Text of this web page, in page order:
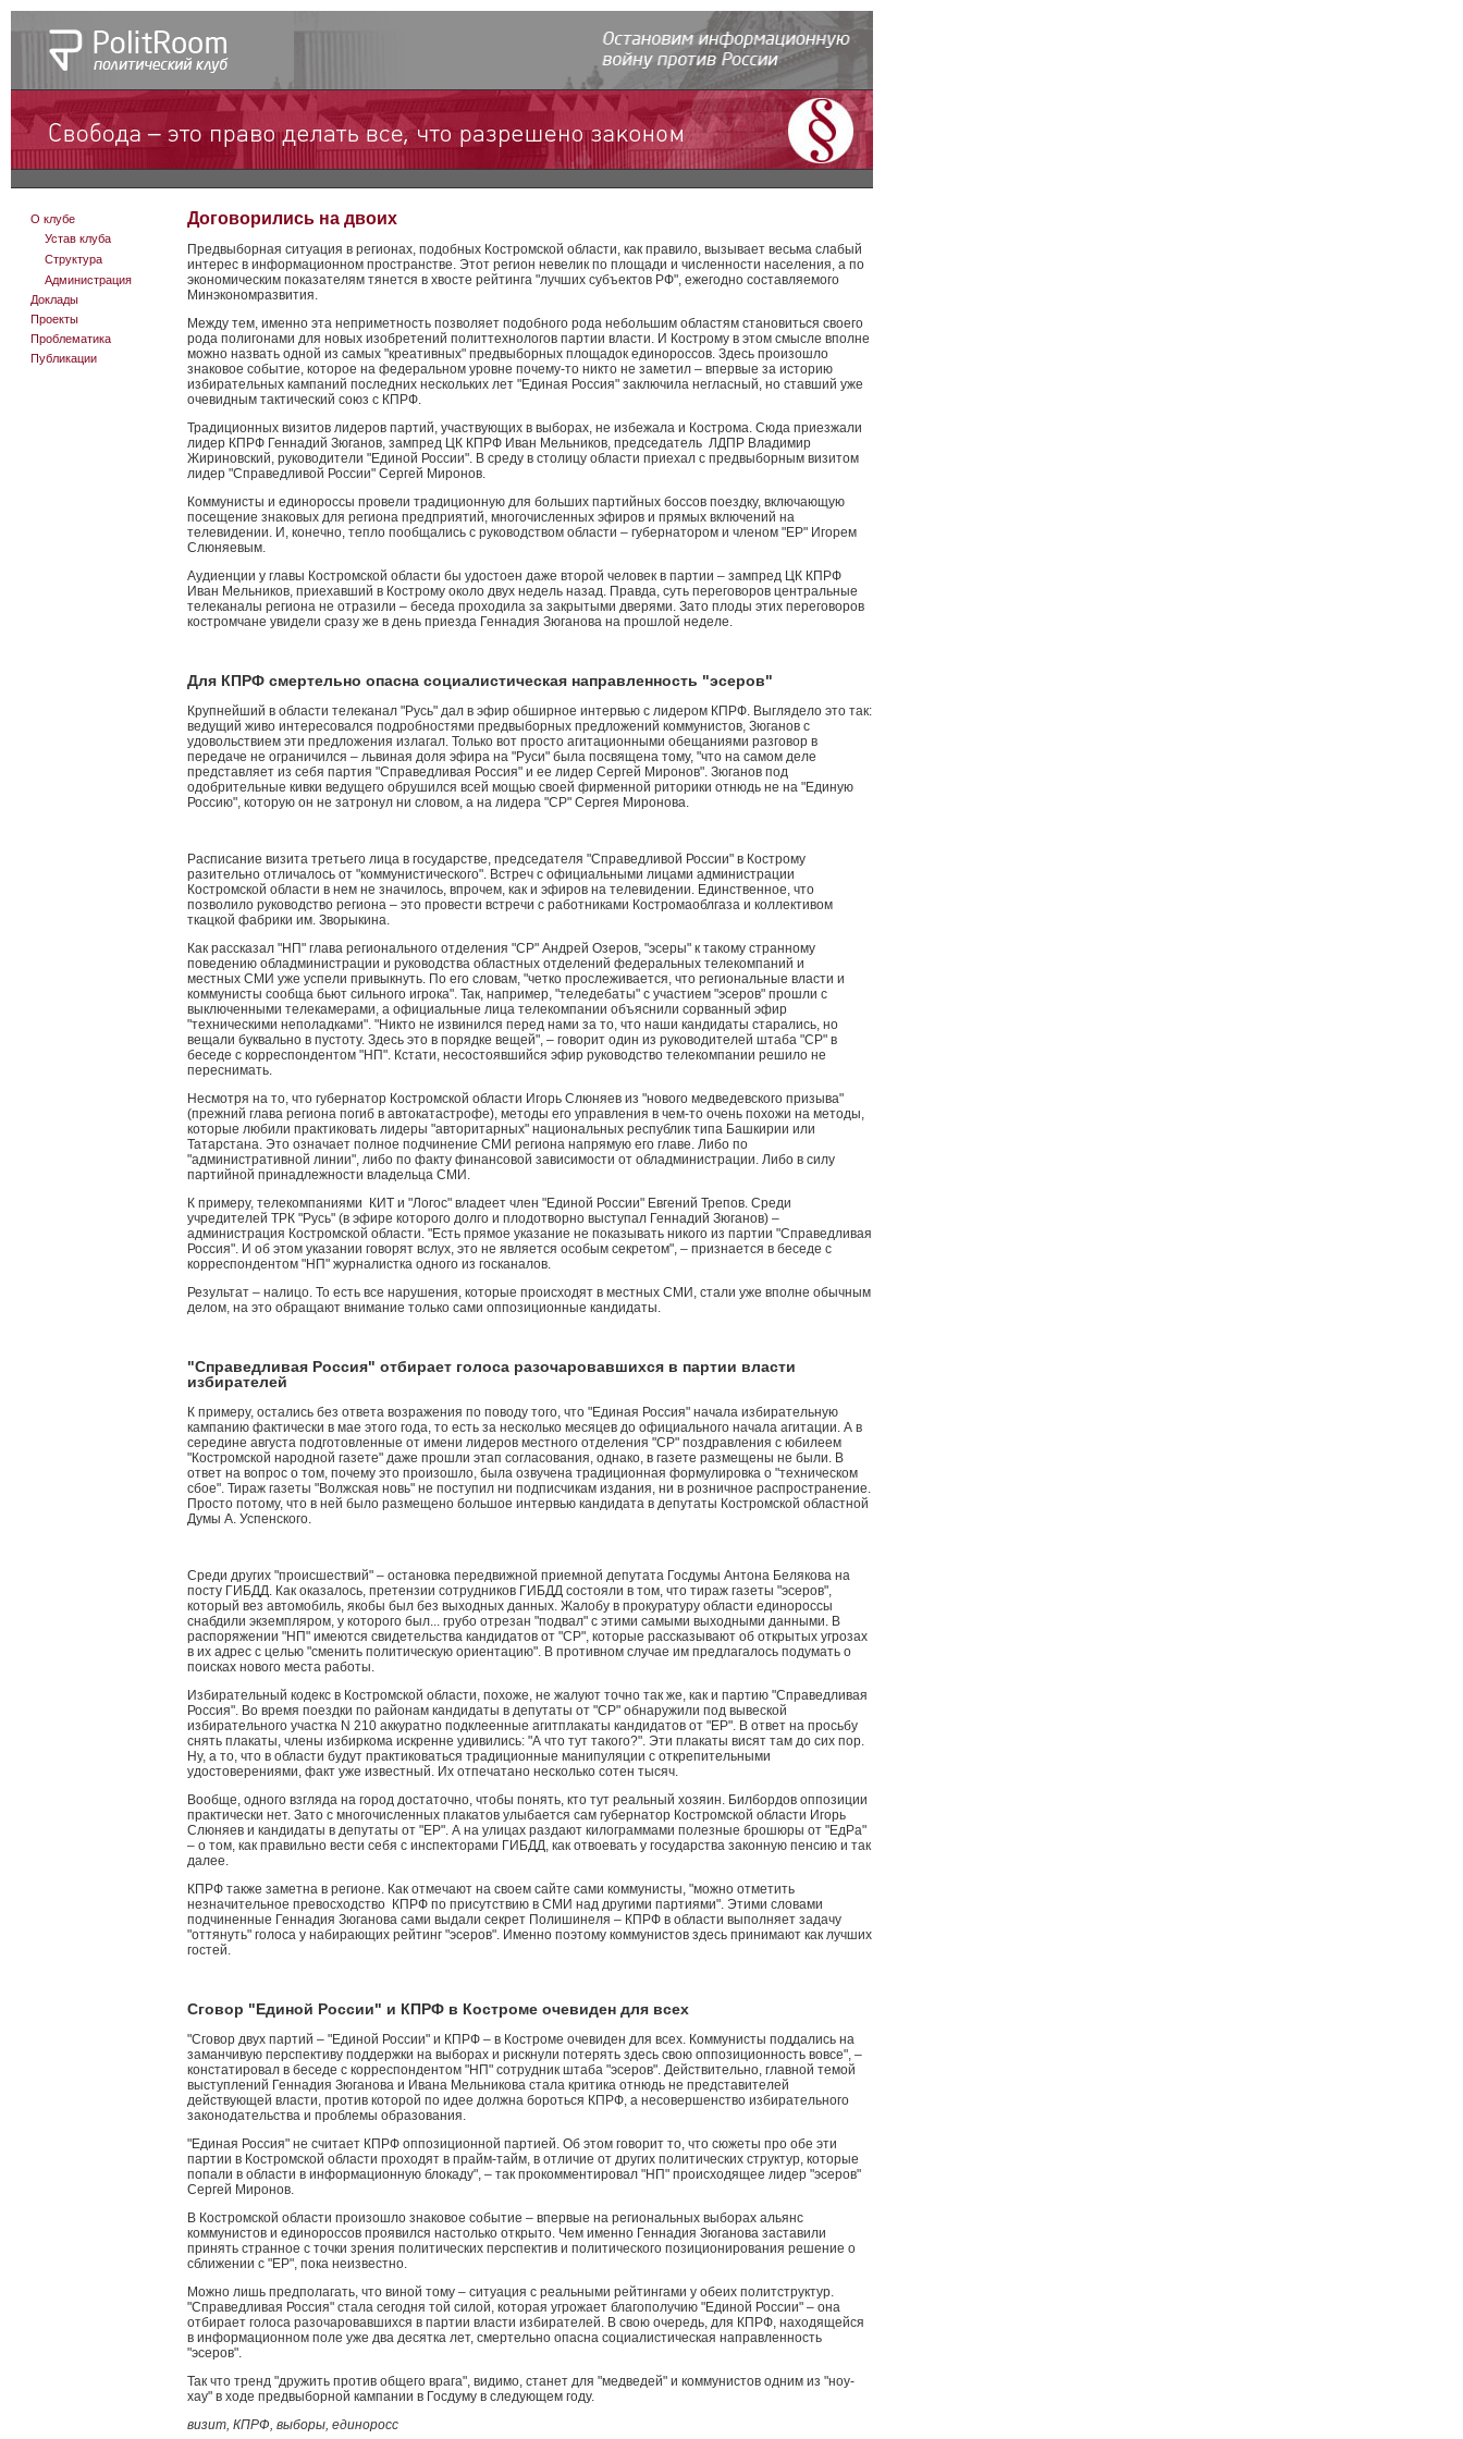
О клубе
Устав клуба
Структура
Администрация
Доклады
Проекты
Проблематика
Публикации
Договорились на двоих
Предвыборная ситуация в регионах, подобных Костромской области, как правило, вызывает весьма слабый
интерес в информационном пространстве. Этот регион невелик по площади и численности населения, а по
экономическим показателям тянется в хвосте рейтинга "лучших субъектов РФ", ежегодно составляемого
Минэкономразвития.
Между тем, именно эта неприметность позволяет подобного рода небольшим областям становиться своего
рода полигонами для новых изобретений политтехнологов партии власти. И Кострому в этом смысле вполне
можно назвать одной из самых "креативных" предвыборных площадок единороссов. Здесь произошло
знаковое событие, которое на федеральном уровне почему-то никто не заметил – впервые за историю
избирательных кампаний последних нескольких лет "Единая Россия" заключила негласный, но ставший уже
очевидным тактический союз с КПРФ.
Традиционных визитов лидеров партий, участвующих в выборах, не избежала и Кострома. Сюда приезжали
лидер КПРФ Геннадий Зюганов, зампред ЦК КПРФ Иван Мельников, председатель ЛДПР Владимир
Жириновский, руководители "Единой России". В среду в столицу области приехал с предвыборным визитом
лидер "Справедливой России" Сергей Миронов.
Коммунисты и единороссы провели традиционную для больших партийных боссов поездку, включающую
посещение знаковых для региона предприятий, многочисленных эфиров и прямых включений на
телевидении. И, конечно, тепло пообщались с руководством области – губернатором и членом "ЕР" Игорем
Слюняевым.
Аудиенции у главы Костромской области бы удостоен даже второй человек в партии – зампред ЦК КПРФ
Иван Мельников, приехавший в Кострому около двух недель назад. Правда, суть переговоров центральные
телеканалы региона не отразили – беседа проходила за закрытыми дверями. Зато плоды этих переговоров
костромчане увидели сразу же в день приезда Геннадия Зюганова на прошлой неделе.
Для КПРФ смертельно опасна социалистическая направленность "эсеров"
Крупнейший в области телеканал "Русь" дал в эфир обширное интервью с лидером КПРФ. Выглядело это так:
ведущий живо интересовался подробностями предвыборных предложений коммунистов, Зюганов с
удовольствием эти предложения излагал. Только вот просто агитационными обещаниями разговор в
передаче не ограничился – львиная доля эфира на "Руси" была посвящена тому, "что на самом деле
представляет из себя партия "Справедливая Россия" и ее лидер Сергей Миронов". Зюганов под
одобрительные кивки ведущего обрушился всей мощью своей фирменной риторики отнюдь не на "Единую
Россию", которую он не затронул ни словом, а на лидера "СР" Сергея Миронова.
Расписание визита третьего лица в государстве, председателя "Справедливой России" в Кострому
разительно отличалось от "коммунистического". Встреч с официальными лицами администрации
Костромской области в нем не значилось, впрочем, как и эфиров на телевидении. Единственное, что
позволило руководство региона – это провести встречи с работниками Костромаоблгаза и коллективом
ткацкой фабрики им. Зворыкина.
Как рассказал "НП" глава регионального отделения "СР" Андрей Озеров, "эсеры" к такому странному
поведению обладминистрации и руководства областных отделений федеральных телекомпаний и
местных СМИ уже успели привыкнуть. По его словам, "четко прослеживается, что региональные власти и
коммунисты сообща бьют сильного игрока". Так, например, "теледебаты" с участием "эсеров" прошли с
выключенными телекамерами, а официальные лица телекомпании объяснили сорванный эфир
"техническими неполадками". "Никто не извинился перед нами за то, что наши кандидаты старались, но
вещали буквально в пустоту. Здесь это в порядке вещей", – говорит один из руководителей штаба "СР" в
беседе с корреспондентом "НП". Кстати, несостоявшийся эфир руководство телекомпании решило не
переснимать.
Несмотря на то, что губернатор Костромской области Игорь Слюняев из "нового медведевского призыва"
(прежний глава региона погиб в автокатастрофе), методы его управления в чем-то очень похожи на методы,
которые любили практиковать лидеры "авторитарных" национальных республик типа Башкирии или
Татарстана. Это означает полное подчинение СМИ региона напрямую его главе. Либо по
"административной линии", либо по факту финансовой зависимости от обладминистрации. Либо в силу
партийной принадлежности владельца СМИ.
К примеру, телекомпаниями КИТ и "Логос" владеет член "Единой России" Евгений Трепов. Среди
учредителей ТРК "Русь" (в эфире которого долго и плодотворно выступал Геннадий Зюганов) –
администрация Костромской области. "Есть прямое указание не показывать никого из партии "Справедливая
Россия". И об этом указании говорят вслух, это не является особым секретом", – признается в беседе с
корреспондентом "НП" журналистка одного из госканалов.
Результат – налицо. То есть все нарушения, которые происходят в местных СМИ, стали уже вполне обычным
делом, на это обращают внимание только сами оппозиционные кандидаты.
"Справедливая Россия" отбирает голоса разочаровавшихся в партии власти
избирателей
К примеру, остались без ответа возражения по поводу того, что "Единая Россия" начала избирательную
кампанию фактически в мае этого года, то есть за несколько месяцев до официального начала агитации. А в
середине августа подготовленные от имени лидеров местного отделения "СР" поздравления с юбилеем
"Костромской народной газете" даже прошли этап согласования, однако, в газете размещены не были. В
ответ на вопрос о том, почему это произошло, была озвучена традиционная формулировка о "техническом
сбое". Тираж газеты "Волжская новь" не поступил ни подписчикам издания, ни в розничное распространение.
Просто потому, что в ней было размещено большое интервью кандидата в депутаты Костромской областной
Думы А. Успенского.
Среди других "происшествий" – остановка передвижной приемной депутата Госдумы Антона Белякова на
посту ГИБДД. Как оказалось, претензии сотрудников ГИБДД состояли в том, что тираж газеты "эсеров",
который вез автомобиль, якобы был без выходных данных. Жалобу в прокуратуру области единороссы
снабдили экземпляром, у которого был... грубо отрезан "подвал" с этими самыми выходными данными. В
распоряжении "НП" имеются свидетельства кандидатов от "СР", которые рассказывают об открытых угрозах
в их адрес с целью "сменить политическую ориентацию". В противном случае им предлагалось подумать о
поисках нового места работы.
Избирательный кодекс в Костромской области, похоже, не жалуют точно так же, как и партию "Справедливая
Россия". Во время поездки по районам кандидаты в депутаты от "СР" обнаружили под вывеской
избирательного участка N 210 аккуратно подклеенные агитплакаты кандидатов от "ЕР". В ответ на просьбу
снять плакаты, члены избиркома искренне удивились: "А что тут такого?". Эти плакаты висят там до сих пор.
Ну, а то, что в области будут практиковаться традиционные манипуляции с открепительными
удостоверениями, факт уже известный. Их отпечатано несколько сотен тысяч.
Вообще, одного взгляда на город достаточно, чтобы понять, кто тут реальный хозяин. Билбордов оппозиции
практически нет. Зато с многочисленных плакатов улыбается сам губернатор Костромской области Игорь
Слюняев и кандидаты в депутаты от "ЕР". А на улицах раздают килограммами полезные брошюры от "ЕдРа"
– о том, как правильно вести себя с инспекторами ГИБДД, как отвоевать у государства законную пенсию и так
далее.
КПРФ также заметна в регионе. Как отмечают на своем сайте сами коммунисты, "можно отметить
незначительное превосходство КПРФ по присутствию в СМИ над другими партиями". Этими словами
подчиненные Геннадия Зюганова сами выдали секрет Полишинеля – КПРФ в области выполняет задачу
"оттянуть" голоса у набирающих рейтинг "эсеров". Именно поэтому коммунистов здесь принимают как лучших
гостей.
Сговор "Единой России" и КПРФ в Костроме очевиден для всех
"Сговор двух партий – "Единой России" и КПРФ – в Костроме очевиден для всех. Коммунисты поддались на
заманчивую перспективу поддержки на выборах и рискнули потерять здесь свою оппозиционность вовсе", –
констатировал в беседе с корреспондентом "НП" сотрудник штаба "эсеров". Действительно, главной темой
выступлений Геннадия Зюганова и Ивана Мельникова стала критика отнюдь не представителей
действующей власти, против которой по идее должна бороться КПРФ, а несовершенство избирательного
законодательства и проблемы образования.
"Единая Россия" не считает КПРФ оппозиционной партией. Об этом говорит то, что сюжеты про обе эти
партии в Костромской области проходят в прайм-тайм, в отличие от других политических структур, которые
попали в области в информационную блокаду", – так прокомментировал "НП" происходящее лидер "эсеров"
Сергей Миронов.
В Костромской области произошло знаковое событие – впервые на региональных выборах альянс
коммунистов и единороссов проявился настолько открыто. Чем именно Геннадия Зюганова заставили
принять странное с точки зрения политических перспектив и политического позиционирования решение о
сближении с "ЕР", пока неизвестно.
Можно лишь предполагать, что виной тому – ситуация с реальными рейтингами у обеих политструктур.
"Справедливая Россия" стала сегодня той силой, которая угрожает благополучию "Единой России" – она
отбирает голоса разочаровавшихся в партии власти избирателей. В свою очередь, для КПРФ, находящейся
в информационном поле уже два десятка лет, смертельно опасна социалистическая направленность
"эсеров".
Так что тренд "дружить против общего врага", видимо, станет для "медведей" и коммунистов одним из "ноу-
хау" в ходе предвыборной кампании в Госдуму в следующем году.
визит, КПРФ, выборы, единоросс